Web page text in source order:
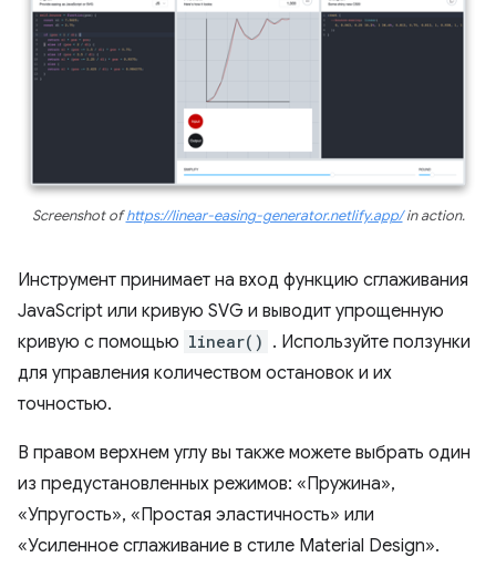
Screenshot ofhttps://linear-easing-generator.netlify.app/in action.
Инструмент принимает на вход функцию сглаживания
JavaScript или кривую SVG и выводит упрощенную
кривую с помощью linear() . Используйте ползунки
для управления количеством остановок и их
точностью.
В правом верхнем углу вы также можете выбрать один
из предустановленных режимов: «Пружина»,
«Упругость», «Простая эластичность» или
«Усиленное сглаживание в стиле Material Design».